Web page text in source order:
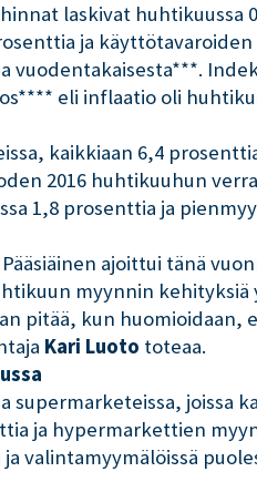
laskivat huhtikuussa
ja
eli inflaatio oli
kaikkiaan 6,4
2016 huhtikuuhun
1,8 prosenttia ja
ajoittui tänä
myynnin
pitää, kun
Kari Luoto toteaa.
joissa
ja hypermarkettien
valintamyymälöissä